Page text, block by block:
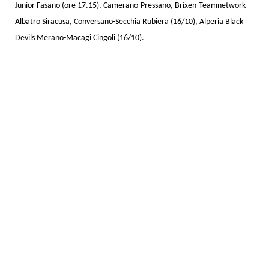
Junior Fasano (ore 17.15), Camerano-Pressano, Brixen-Teamnetwork
Albatro Siracusa, Conversano-Secchia Rubiera (16/10), Alperia Black
Devils Merano-Macagi Cingoli (16/10).